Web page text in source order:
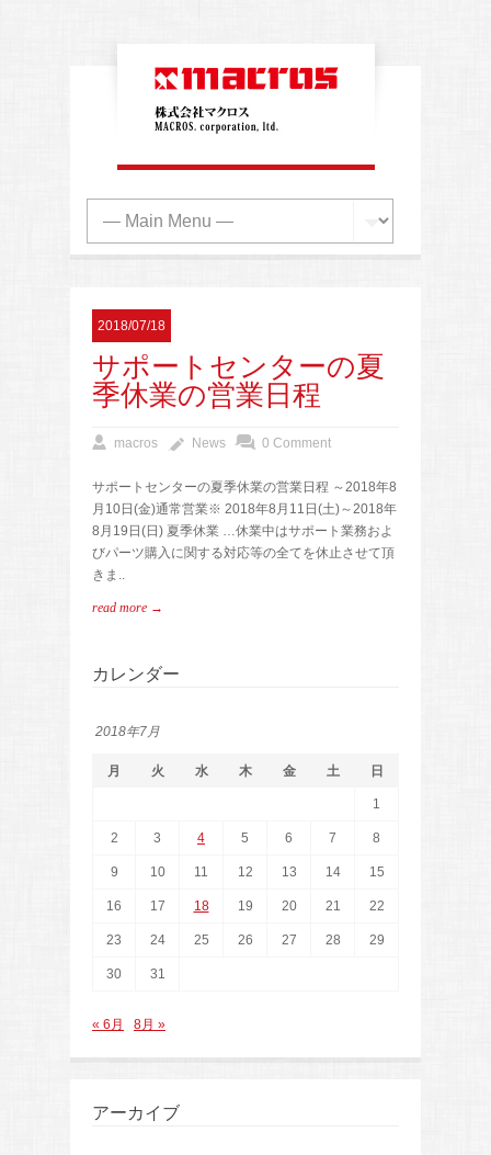
2018/07/18
サポートセンターの夏
季休業の営業日程
macros News 0 Comment
サポートセンターの夏季休業の営業日程 ～2018年8
月10日(金)通常営業※ 2018年8月11日(土)～2018年
8月19日(日) 夏季休業 …休業中はサポート業務およ
びパーツ購入に関する対応等の全てを休止させて頂
きま..
read more →
カレンダー
2018年7月
月 火 水 木 金 土 日
1
2 3 4 5 6 7 8
9 10 11 12 13 14 15
16 17 18 19 20 21 22
23 24 25 26 27 28 29
30 31
« 6月 8月 »
アーカイブ